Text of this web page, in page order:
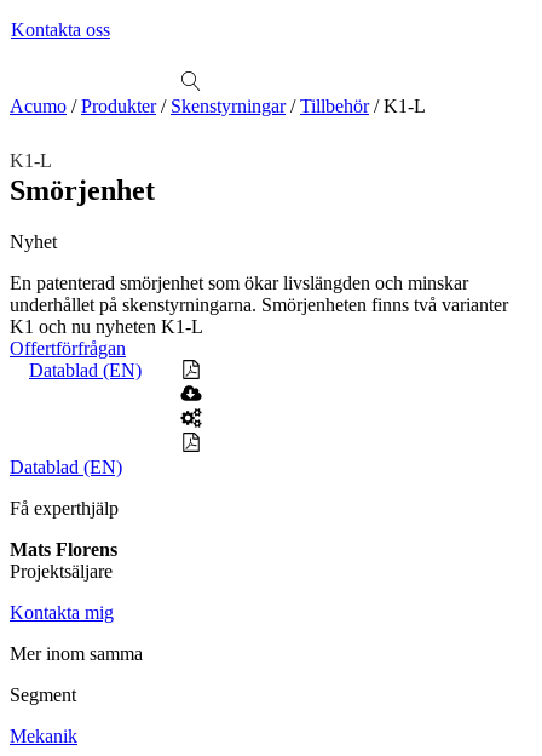
Kontakta oss
Se alla kategorier Se alla produkter
Se alla leverantörer
Teknisk support
Offertförfrågan
Mekanik
Mekatronik
Positionsvisare / Mätklockor
Pulsgivare / Encoders
Wire-moduler
ServodrifterRoterande ställdon
Mätning
Givare
Maskinsäkerhet
LjusridåerLjustorn
Varningsljud
Varningsljus
KablageESD / Antistatutrustning
Acumo /Produkter/ Skenstyrningar/Tillbehör/K1-L
K1-L
Smörjenhet
Nyhet
En patenterad smörjenhet som ökar livslängden och minskar
underhållet på skenstyrningarna. Smörjenheten finns två varianter
K1 och nu nyheten K1-L
Offertförfrågan
Datablad (EN)
Datablad (EN)
Få experthjälp
Mats Florens
Projektsäljare
Kontakta mig
Mer inom samma
Segment
Mekanik